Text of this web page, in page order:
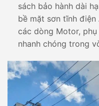
sách bảo hành dài
bề mặt sơn tĩnh
các dòng Motor,
nhanh chóng trong